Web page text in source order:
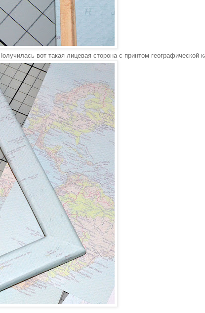
вот такая лицевая сторона с принтом географической